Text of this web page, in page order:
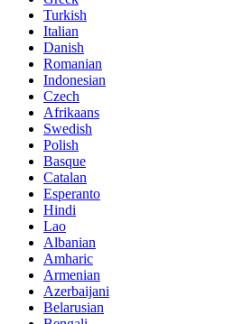
Turkish
Italian
Danish
Romanian
Indonesian
Czech
Afrikaans
Swedish
Polish
Basque
Catalan
Esperanto
Hindi
Lao
Albanian
Amharic
Armenian
Azerbaijani
Belarusian